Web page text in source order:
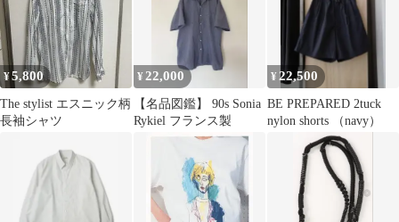
¥5,800
The stylist エスニック柄
長袖シャツ
¥ 22,000
【名品図鑑】 90s Sonia
Rykiel フランス製
¥ 22,500
BE PREPARED 2tuck
nylon shorts （navy）